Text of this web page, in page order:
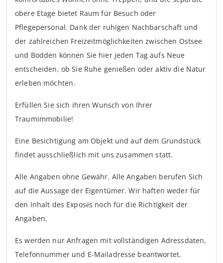
obere Etage bietet Raum für Besuch oder
Pflegepersonal. Dank der ruhigen Nachbarschaft und
der zahlreichen Freizeitmöglichkeiten zwischen Ostsee
und Bodden können Sie hier jeden Tag aufs Neue
entscheiden, ob Sie Ruhe genießen oder aktiv die Natur
erleben möchten.
Erfüllen Sie sich ihren Wunsch von Ihrer
Traumimmobilie!
Eine Besichtigung am Objekt und auf dem Grundstück
findet ausschließlich mit uns zusammen statt.
Alle Angaben ohne Gewähr. Alle Angaben berufen Sich
auf die Aussage der Eigentümer. Wir haften weder für
den Inhalt des Exposés noch für die Richtigkeit der
Angaben.
Es werden nur Anfragen mit vollständigen Adressdaten,
Telefonnummer und E-Mailadresse beantwortet.